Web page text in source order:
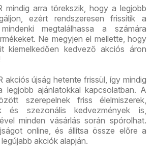
mindig arra törekszik, hogy a legjobb
ezért rendszeresen frissítik a
megtalálhassa a számára
Ne megyjen el mellette, hogy
kiemelkedően kedvező akciós áron
akciós újság hetente frissül, így mindig
legjobb ajánlatokkal kapcsolatban. A
szerepelnek friss élelmiszerek,
és szezonális kedvezmények is,
minden vásárlás során spórolhat.
online, és állítsa össze előre a
akciók alapján.